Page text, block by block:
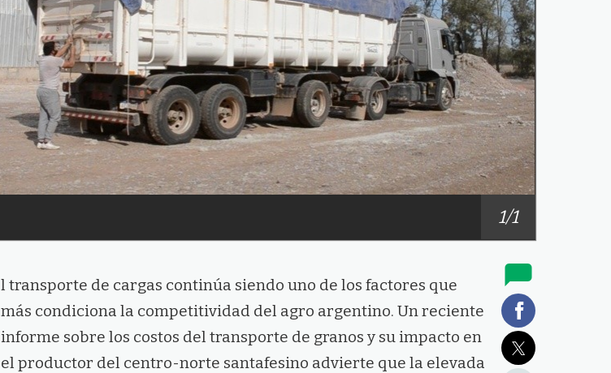
1/1
l transporte de cargas continúa siendo uno de los factores que
más condiciona la competitividad del agro argentino. Un reciente
informe sobre los costos del transporte de granos y su impacto en
el productor del centro-norte santafesino advierte que la elevada